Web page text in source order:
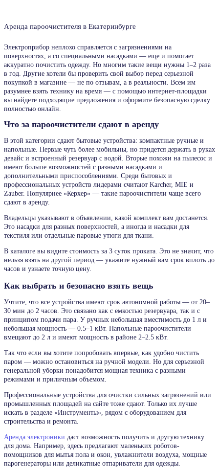
Аренда пароочистителя в Екатеринбурге
Электроприбор неплохо справляется с загрязнениями на
поверхностях, а со специальными насадками — еще и помогает
аккуратно почистить одежду. Но многим такие вещи нужны 1–2 раза
в год. Другие хотели бы проверить свой выбор перед серьезной
покупкой в магазине — не по отзывам, а в реальности. Всем им
разумнее взять технику на время — с помощью интернет-площадки
вы найдете подходящие предложения и оформите безопасную сделку
полностью онлайн.
Что за пароочистители сдают в аренду
В этой категории сдают бытовые устройства: компактные ручные и
напольные. Первые чуть более мобильны, но придется держать в руках
девайс и встроенный резервуар с водой. Вторые похожи на пылесос и
имеют больше возможностей с разными насадками и
дополнительными приспособлениями. Среди бытовых и
профессиональных устройств лидерами считают Karcher, MIE и
Zauber. Популярнее «Керхер» — такие пароочистители чаще всего
сдают в аренду.
Владельцы указывают в объявлении, какой комплект вам достанется.
Это насадки для разных поверхностей, а иногда и насадки для
текстиля или отдельные паровые утюги для ткани.
В каталоге вы видите стоимость за 3 суток проката. Это не значит, что
нельзя взять на другой период — укажите нужный вам срок вплоть до
часов и узнаете точную цену.
Как выбрать и безопасно взять вещь
Учтите, что все устройства имеют срок автономной работы — от 20–
30 мин до 2 часов. Это связано как с емкостью резервуара, так и с
принципом подачи пара. У ручных небольшая вместимость до 1 л и
небольшая мощность — 0.5–1 кВт. Напольные пароочистители
вмещают до 2 л и имеют мощность в районе 2–2.5 кВт.
Так что если вы хотите попробовать впервые, как удобно чистить
паром — можно остановиться на ручной модели. Но для серьезной
генеральной уборки понадобится мощная техника с разными
режимами и приличным объемом.
Профессиональные устройства для очистки сильных загрязнений или
промышленных площадей на сайте тоже сдают. Только их лучше
искать в разделе «Инструменты», рядом с оборудованием для
строительства и ремонта.
Аренда электроники даст возможность получить и другую технику
для дома. Например, здесь предлагают маленьких роботов-
помощников для мытья пола и окон, увлажнители воздуха, мощные
парогенераторы или деликатные отпариватели для одежды.